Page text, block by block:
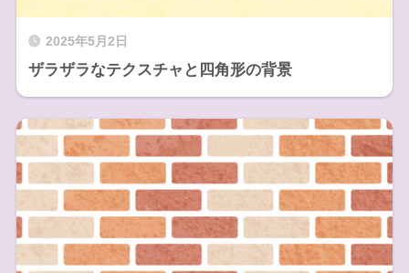
2025年5月2日
ザラザラなテクスチャと四角形の背景